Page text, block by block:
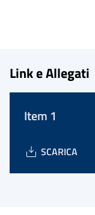
Link e Allegati
Item 1
SCARICA